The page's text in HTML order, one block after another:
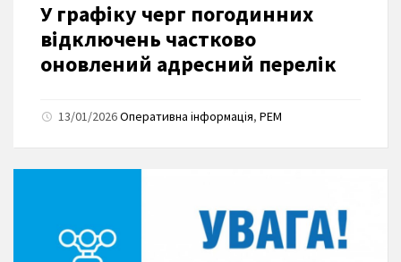
У графіку черг погодинних
відключень частково
оновлений адресний перелік
13/01/2026Оперативна інформація, РЕМ